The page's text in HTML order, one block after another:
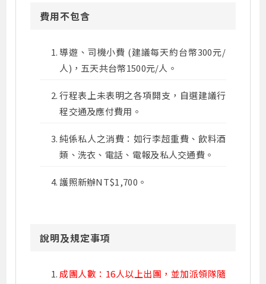
費用不包含
導遊、司機小費 (建議每天約台幣300元/
人)，五天共台幣1500元/人。
行程表上未表明之各項開支，自選建議行
程交通及應付費用。
純係私人之消費：如行李超重費、飲料酒
類、洗衣、電話、電報及私人交通費。
護照新辦NT$1,700。
說明及規定事項
成團人數：16人以上出團，並加派領隊隨